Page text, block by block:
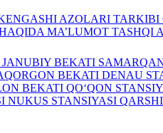
AZOLARI TARKIBI
MA’LUMOT TASHQI
BEKATI
BEKATI DENAU
BEKATI QO‘QON
NUKUS STANSIYASI